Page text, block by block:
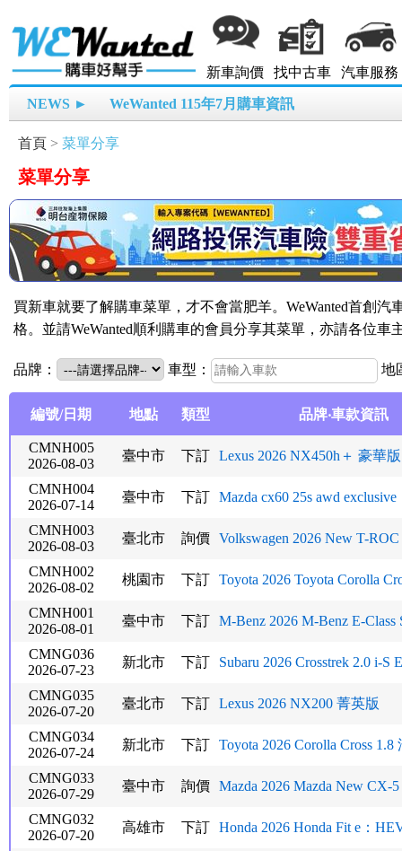
新車詢價 找中古車 汽車服務
NEWS ► WeWanted 115年7月購車資訊
首頁 > 菜單分享
菜單分享
買新車就要了解購車菜單，才不會當肥羊。WeWanted首創
格。並請WeWanted順利購車的會員分享其菜單，亦請各位
品牌： 車型： 地
編號/日期 地點 類型 品牌‧車款資訊
CMNH005
2026-08-03
臺中市 下訂 Lexus 2026 NX450h＋ 豪華版
CMNH004
2026-07-14
臺中市 下訂 Mazda cx60 25s awd exclusive
CMNH003
2026-08-03
臺北市 詢價 Volkswagen 2026 New T-ROC
CMNH002
2026-08-02
桃園市 下訂 Toyota 2026 Toyota Corolla
CMNH001
2026-08-01
臺中市 下訂 M-Benz 2026 M-Benz E-Class
CMNG036
2026-07-23
新北市 下訂 Subaru 2026 Crosstrek 2.0 i-S
CMNG035
2026-07-20
臺北市 下訂 Lexus 2026 NX200 菁英版
CMNG034
2026-07-24
新北市 下訂 Toyota 2026 Corolla Cross 1.8
CMNG033
2026-07-29
臺中市 詢價 Mazda 2026 Mazda New CX-
CMNG032
2026-07-20
高雄市 下訂 Honda 2026 Honda Fit e：